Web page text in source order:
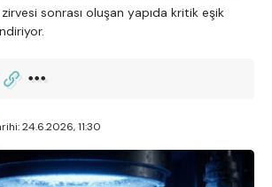
sonrası oluşan yapıda kritik eşik
24.6.2026, 11:30